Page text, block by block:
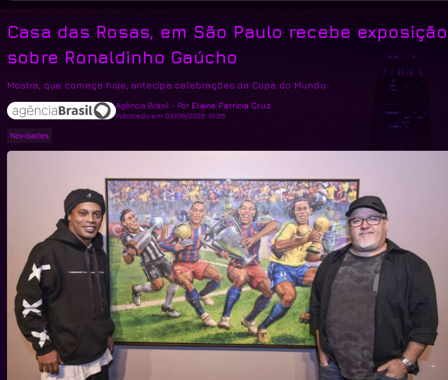
Casa das Rosas, em São Paulo recebe exposição
sobre Ronaldinho Gaúcho
Mostra, que começa hoje, antecipa celebrações da Copa do Mundo
Agência Brasil - Por Elaine Patricia Cruz
Publicado em 03/06/2026 10:35
Novidades